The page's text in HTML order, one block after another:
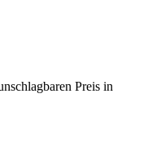
Preis in